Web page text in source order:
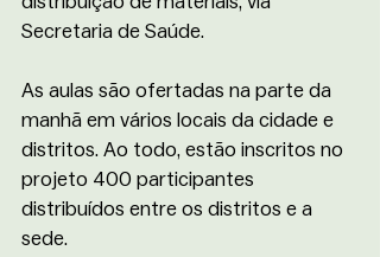
Secretaria de Saúde.
As aulas são ofertadas na parte da
manhã em vários locais da cidade e
distritos. Ao todo, estão inscritos no
projeto 400 participantes
distribuídos entre os distritos e a
sede.